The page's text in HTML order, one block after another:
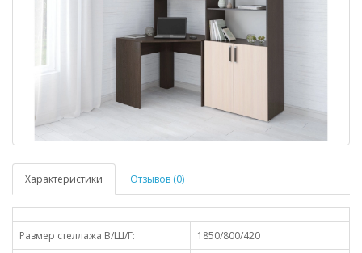
Характеристики Отзывов (0)
Размер стеллажа В/Ш/Г:
1850/800/420